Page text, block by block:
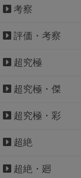
考察
評価・考察
超究極
超究極・傑
超究極・彩
超絶
超絶・廻